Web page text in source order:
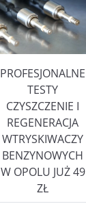
PROFESJONALNE
TESTY
CZYSZCZENIE I
REGENERACJA
WTRYSKIWACZY
BENZYNOWYCH
W OPOLU JUŻ 49
ZŁ